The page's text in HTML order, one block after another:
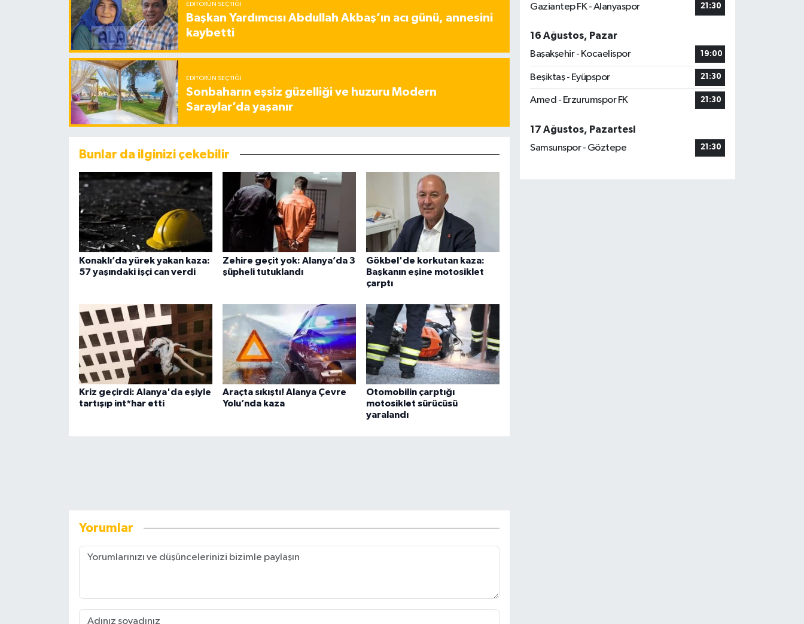
EDITÖRÜN SEÇTIĞI
Başkan Yardımcısı Abdullah Akbaş’ın acı günü, annesini
kaybetti
EDITÖRÜN SEÇTIĞI
Sonbaharın eşsiz güzelliği ve huzuru Modern
Saraylar’da yaşanır
Bunlar da ilginizi çekebilir
Konaklı’da yürek yakan kaza:
57 yaşındaki işçi can verdi
Zehire geçit yok: Alanya’da 3
şüpheli tutuklandı
Gökbel'de korkutan kaza:
Başkanın eşine motosiklet
çarptı
Kriz geçirdi: Alanya'da eşiyle
tartışıp int*har etti
Araçta sıkıştı! Alanya Çevre
Yolu’nda kaza
Otomobilin çarptığı
motosiklet sürücüsü
yaralandı
Yorumlar
Gaziantep FK - Alanyaspor 21:30
16 Ağustos, Pazar
Başakşehir - Kocaelispor
19:00
Beşiktaş - Eyüpspor 21:30
Amed - Erzurumspor FK 21:30
17 Ağustos, Pazartesi
Samsunspor - Göztepe
21:30